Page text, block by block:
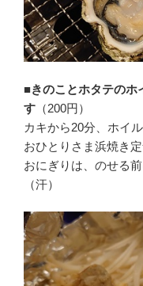
■きのことホタテのホ
す （200円）
カキから20分、ホイ
おひとりさま浜焼き
おにぎりは、のせる
（汗）